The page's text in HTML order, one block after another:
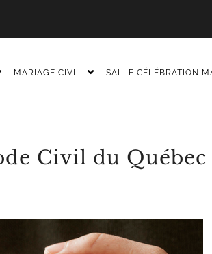
MARIAGE CIVIL SALLE CÉLÉBRATION
Civil du Québec